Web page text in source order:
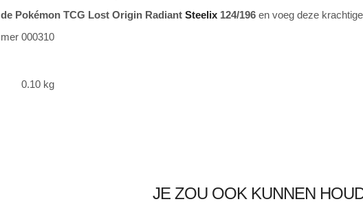
Pokémon TCG Lost Origin Radiant Steelix 124/196 en voeg deze
000310
0.10 kg
JE ZOU OOK KUNNEN